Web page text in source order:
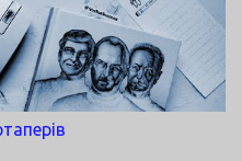
по диджитал – маркетингу
что научившись
со своими проблемами –
понятия «быстрее» и
всего, проблема